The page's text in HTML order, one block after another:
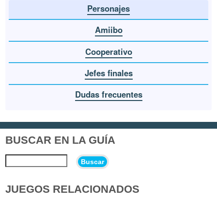
Personajes
Amiibo
Cooperativo
Jefes finales
Dudas frecuentes
BUSCAR EN LA GUÍA
Buscar
JUEGOS RELACIONADOS